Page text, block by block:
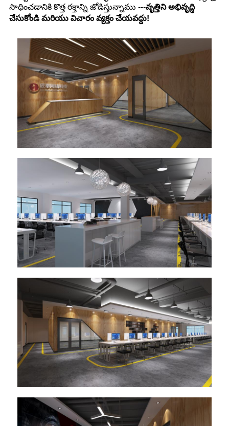
సాధించడానికి కొత్త రక్తాన్ని జోడిస్తున్నాము ---వృత్తిని అభివృద్ధి
చేసుకోండి మరియు విచారం వ్యక్తం చేయవద్దు!